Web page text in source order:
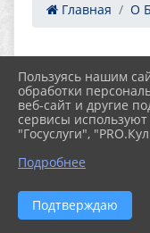
Главная О
ФАЙЛЫ
персональных
Удомельская
Пользуясь нашим
обработки
веб-сайт и другие
сервисы
"Госуслуги",
Подробнее
Подтверждаю